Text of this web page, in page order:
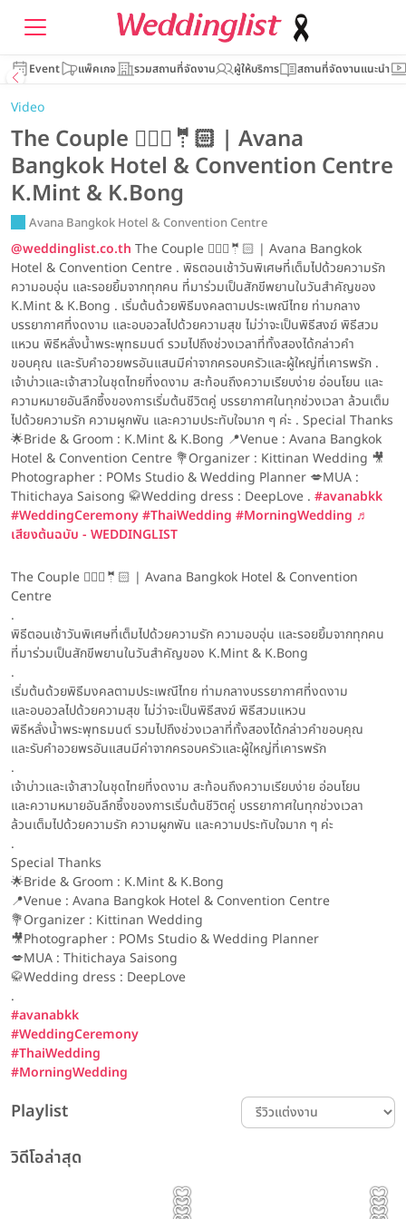
Event แพ็คเกจ รวมสถานที่จัดงาน ผู้ให้บริการ สถานที่จัดงานแนะนำ
Video
The Couple 👰🏻‍♀️🤵🏻 | Avana
Bangkok Hotel & Convention Centre
K.Mint & K.Bong
Avana Bangkok Hotel & Convention Centre
@weddinglist.co.th The Couple 👰🏻‍♀️🤵🏻 | Avana Bangkok
Hotel & Convention Centre . พิธตอนเช้าวันพิเศษที่เต็มไปด้วยความรัก
ความอบอุ่น และรอยยิ้มจากทุกคน ที่มาร่วมเป็นสักขีพยานในวันสำคัญของ
K.Mint & K.Bong . เริ่มต้นด้วยพิธีมงคลตามประเพณีไทย ท่ามกลาง
บรรยากาศที่งดงาม และอบอวลไปด้วยความสุข ไม่ว่าจะเป็นพิธีสงฆ์ พิธีสวม
แหวน พิธีหลั่งน้ำพระพุทธมนต์ รวมไปถึงช่วงเวลาที่ทั้งสองได้กล่าวคำ
ขอบคุณ และรับคำอวยพรอันแสนมีค่าจากครอบครัวและผู้ใหญ่ที่เคารพรัก .
เจ้าบ่าวและเจ้าสาวในชุดไทยที่งดงาม สะท้อนถึงความเรียบง่าย อ่อนโยน และ
ความหมายอันลึกซึ้งของการเริ่มต้นชีวิตคู่ บรรยากาศในทุกช่วงเวลา ล้วนเต็ม
ไปด้วยความรัก ความผูกพัน และความประทับใจมาก ๆ ค่ะ . Special Thanks
🌟Bride & Groom : K.Mint & K.Bong 📍Venue : Avana Bangkok
Hotel & Convention Centre 💐Organizer : Kittinan Wedding 🎥
Photographer : POMs Studio & Wedding Planner 💋MUA :
Thitichaya Saisong 🥋Wedding dress : DeepLove . #avanabkk
#WeddingCeremony#ThaiWedding #MorningWedding ♬
เสียงต้นฉบับ - WEDDINGLIST
The Couple 👰🏻‍♀️🤵🏻 | Avana Bangkok Hotel & Convention
Centre
.
พิธีตอนเช้าวันพิเศษที่เต็มไปด้วยความรัก ความอบอุ่น และรอยยิ้มจากทุกคน
ที่มาร่วมเป็นสักขีพยานในวันสำคัญของ K.Mint & K.Bong
.
เริ่มต้นด้วยพิธีมงคลตามประเพณีไทย ท่ามกลางบรรยากาศที่งดงาม
และอบอวลไปด้วยความสุข ไม่ว่าจะเป็นพิธีสงฆ์ พิธีสวมแหวน
พิธีหลั่งน้ำพระพุทธมนต์ รวมไปถึงช่วงเวลาที่ทั้งสองได้กล่าวคำขอบคุณ
และรับคำอวยพรอันแสนมีค่าจากครอบครัวและผู้ใหญ่ที่เคารพรัก
.
เจ้าบ่าวและเจ้าสาวในชุดไทยที่งดงาม สะท้อนถึงความเรียบง่าย อ่อนโยน
และความหมายอันลึกซึ้งของการเริ่มต้นชีวิตคู่ บรรยากาศในทุกช่วงเวลา
ล้วนเต็มไปด้วยความรัก ความผูกพัน และความประทับใจมาก ๆ ค่ะ
.
Special Thanks
🌟Bride & Groom : K.Mint & K.Bong
📍Venue : Avana Bangkok Hotel & Convention Centre
💐Organizer : Kittinan Wedding
🎥Photographer : POMs Studio & Wedding Planner
💋MUA : Thitichaya Saisong
🥋Wedding dress : DeepLove
.
#avanabkk
#WeddingCeremony
#ThaiWedding
#MorningWedding
Playlist
วิดีโอล่าสุด
Event | ประทับใจไม่รู้จบ! รวม
รีวิวเเต่งงาน รีวิวโรงแรม พิธีแต่งงาน
The Couple 👰🏻‍♀️🤵🏻 | Avana เพชรที่สวยที่สุด ไม่ได้วัดกันแค่